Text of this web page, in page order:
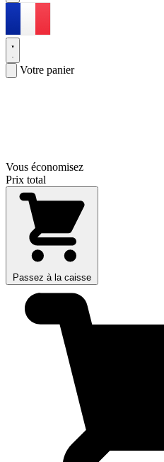
Votre panier
Vous économisez
Prix total
Passez à la caisse